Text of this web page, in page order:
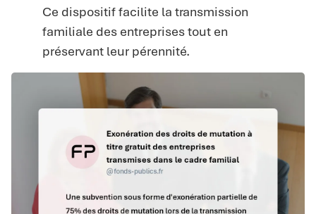
Ce dispositif facilite la transmission
familiale des entreprises tout en
préservant leur pérennité.